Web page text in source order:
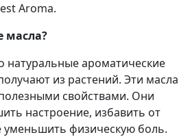
Aroma.
масла?
натуральные ароматические
из растений. Эти масла
свойствами. Они
настроение, избавить от
уменьшить физическую боль.